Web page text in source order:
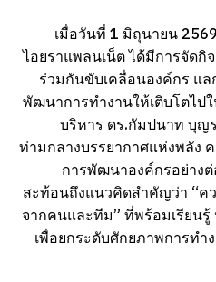
เมื่อวันที่ 1 มิถุนายน
ไอยราแพลนเน็ต ได้มีการจัดกิ
ร่วมกันขับเคลื่อนองค์กร แ
พัฒนาการทำงานให้เติบโตไป
บริหาร ดร.กัมปนาท บุญ
ท่ามกลางบรรยากาศแห่งพลัง
การพัฒนาองค์กรอย่าง
สะท้อนถึงแนวคิดสำคัญว่า “ค
จากคนและทีม” ที่พร้อมเรียนรู้
เพื่อยกระดับศักยภาพการทำ